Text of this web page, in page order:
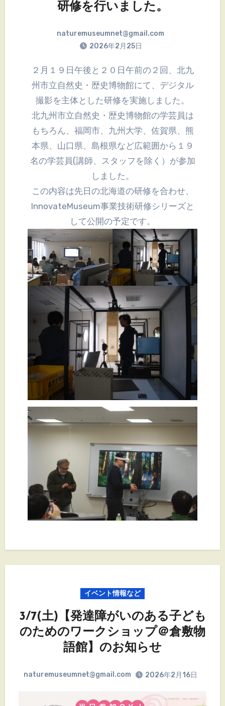
研修を行いました。
naturemuseumnet@gmail.com
2026年2月25日
２月１９日午後と２０日午前の２回、北九
州市立自然史・歴史博物館にて、デジタル
撮影を主体とした研修を実施しました。
北九州市立自然史・歴史博物館の学芸員は
もちろん、福岡市、九州大学、佐賀県、熊
本県、山口県、島根県など広範囲から１９
名の学芸員(講師、スタッフを除く）が参加
しました。
この内容は先日の北海道の研修を合わせ、
InnovateMuseum事業技術研修シリーズと
して公開の予定です。
イベント情報など
3/7(土)【発達障がいのある子ども
のためのワークショップ＠倉敷物
語館】のお知らせ
naturemuseumnet@gmail.com 2026年2月16日